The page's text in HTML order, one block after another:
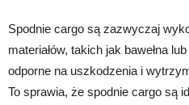
Spodnie cargo są zazwyczaj
materiałów, takich jak bawełna
odporne na uszkodzenia i
To sprawia, że spodnie cargo są